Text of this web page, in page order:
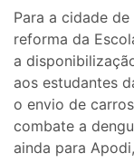
Para a cidade
reforma da
a
aos estudantes
o envio de
combate a
ainda para